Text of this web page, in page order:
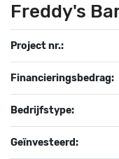
Freddy's
Project nr.:
Financieringsbedrag:
Bedrijfstype:
Geïnvesteerd: